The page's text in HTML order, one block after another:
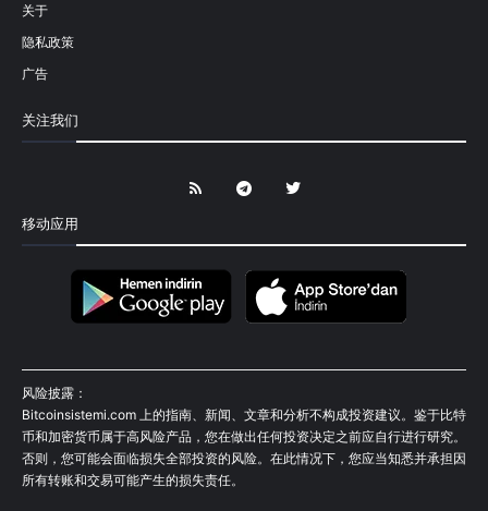
关于
隐私政策
广告
关注我们
移动应用
风险披露：
Bitcoinsistemi.com 上的指南、新闻、文章和分析不构成投资建议。鉴于比特
币和加密货币属于高风险产品，您在做出任何投资决定之前应自行进行研究。
否则，您可能会面临损失全部投资的风险。在此情况下，您应当知悉并承担因
所有转账和交易可能产生的损失责任。